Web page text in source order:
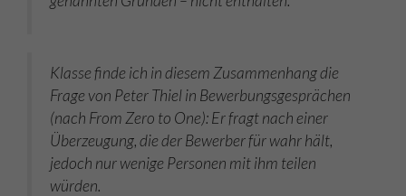
Klasse finde ich in diesem Zusammenhang die
Frage von Peter Thiel in Bewerbungsgesprächen
(nach From Zero to One): Er fragt nach einer
Überzeugung, die der Bewerber für wahr hält,
jedoch nur wenige Personen mit ihm teilen
würden.